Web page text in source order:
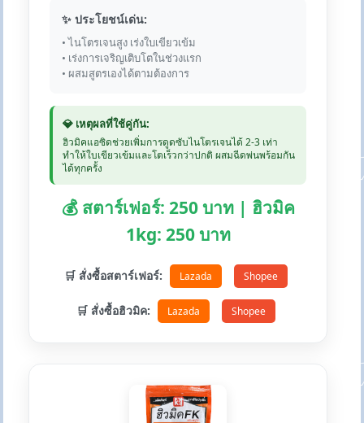
✨ ประโยชน์เด่น:
• ไนโตรเจนสูง เร่งใบเขียวเข้ม
• เร่งการเจริญเติบโตในช่วงแรก
• ผสมสูตรเองได้ตามต้องการ
💎 เหตุผลที่ใช้คู่กัน:
ฮิวมิคแอซิดช่วยเพิ่มการดูดซับไนโตรเจนได้ 2-3 เท่า
ทำให้ใบเขียวเข้มและโตเร็วกว่าปกติ ผสมฉีดพ่นพร้อมกัน
ได้ทุกครั้ง
💰 สตาร์เฟอร์: 250 บาท | ฮิวมิค
1kg: 250 บาท
🛒 สั่งซื้อสตาร์เฟอร์: Lazada Shopee
🛒 สั่งซื้อฮิวมิค: Lazada Shopee